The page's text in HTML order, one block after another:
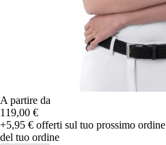
A partire da
119,00 €
+5,95 € offerti sul tuo prossimo ordine
del tuo ordine